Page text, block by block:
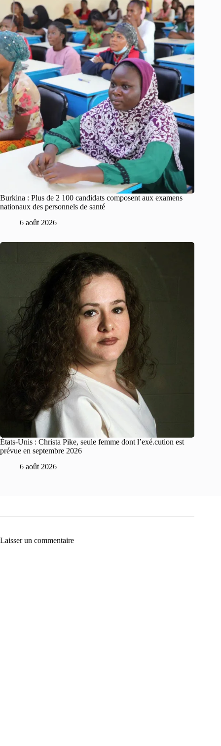
Burkina : Plus de 2 100 candidats composent aux examens
nationaux des personnels de santé
6 août 2026
États-Unis : Christa Pike, seule femme dont l’exé.cution est
prévue en septembre 2026
6 août 2026
Laisser un commentaire